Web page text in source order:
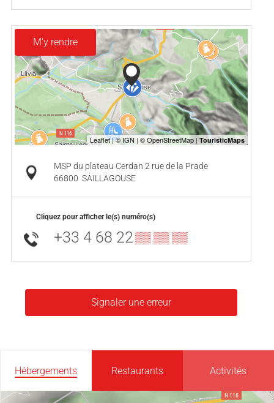
M'y rendre
MSP du plateau Cerdan 2 rue de la Prade
66800 SAILLAGOUSE
Cliquez pour afficher le(s) numéro(s)
+33 4 68 22▒▒ ▒▒ ▒▒
Signaler une erreur
Hébergements Restaurants Activités